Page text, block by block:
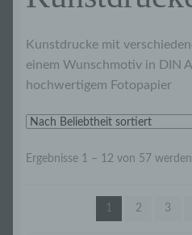
Kunstdrucke Sets
Postkarten Sets
Kunstdrucke mit
einem Wunschmotiv in DIN
hochwertigem Fotopapier
Ergebnisse 1 – 12 von 57
1
2 3